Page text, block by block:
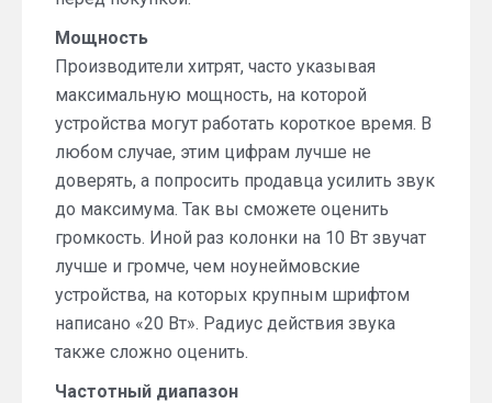
Мощность
Производители хитрят, часто указывая
максимальную мощность, на которой
устройства могут работать короткое время. В
любом случае, этим цифрам лучше не
доверять, а попросить продавца усилить звук
до максимума. Так вы сможете оценить
громкость. Иной раз колонки на 10 Вт звучат
лучше и громче, чем ноунеймовские
устройства, на которых крупным шрифтом
написано «20 Вт». Радиус действия звука
также сложно оценить.
Частотный диапазон